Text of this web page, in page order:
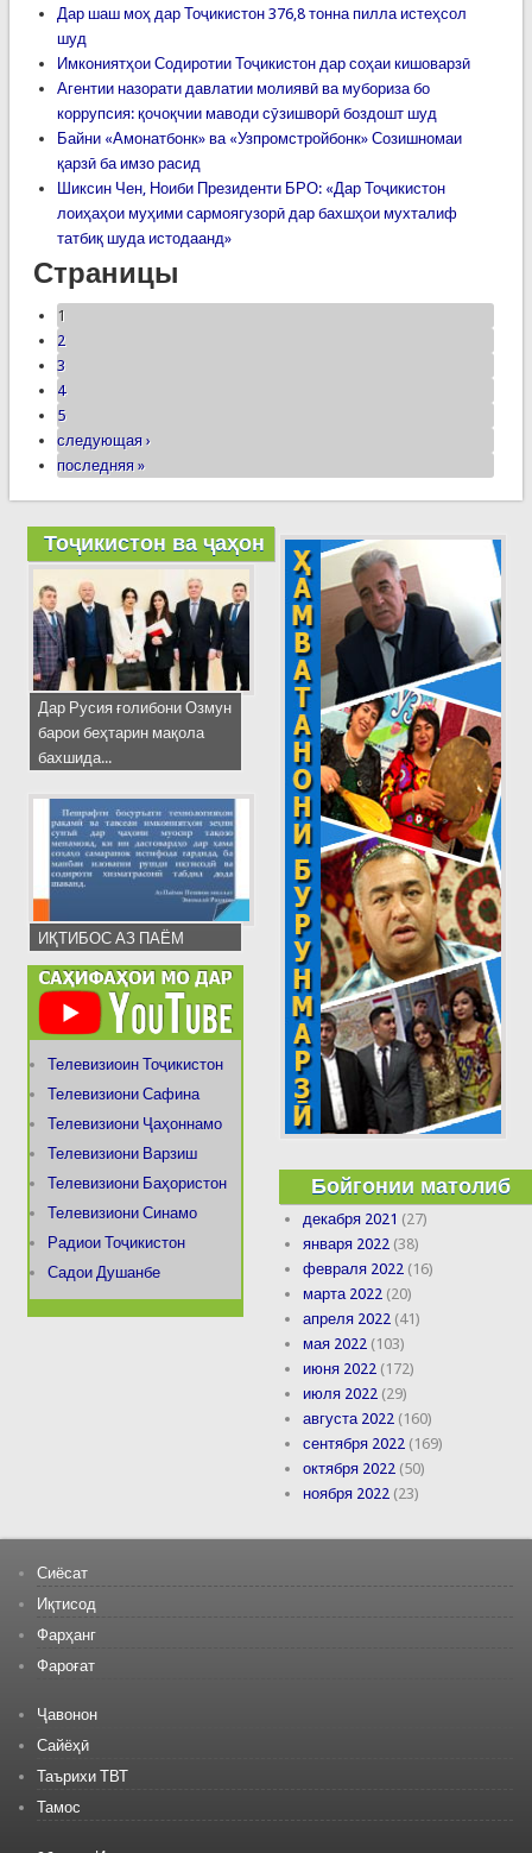
Дар шаш моҳ дар Тоҷикистон 376,8 тонна пилла истеҳсол
шуд
Имкониятҳои Содиротии Тоҷикистон дар соҳаи кишоварзӣ
Агентии назорати давлатии молиявӣ ва мубориза бо
коррупсия: қочоқчии маводи сӯзишворӣ боздошт шуд
Байни «Амонатбонк» ва «Узпромстройбонк» Созишномаи
қарзӣ ба имзо расид
Шиксин Чен, Ноиби Президенти БРО: «Дар Тоҷикистон
лоиҳаҳои муҳими сармоягузорӣ дар бахшҳои мухталиф
татбиқ шуда истодаанд»
Страницы
1
2
3
4
5
следующая ›
последняя »
Тоҷикистон ва ҷаҳон
Дар Русия ғолибони Озмун
барои беҳтарин мақола
бахшида...
ИҚТИБОС АЗ ПАЁМ
Телевизиоин Тоҷикистон
Телевизиони Сафина
Телевизиони Ҷаҳоннамо
Телевизиони Варзиш
Телевизиони Баҳористон
Телевизиони Синамо
Радиои Тоҷикистон
Садои Душанбе
Бойгонии матолиб
декабря 2021 (27)
января 2022 (38)
февраля 2022 (16)
марта 2022 (20)
апреля 2022 (41)
мая 2022 (103)
июня 2022 (172)
июля 2022 (29)
августа 2022 (160)
сентября 2022 (169)
октября 2022 (50)
ноября 2022 (23)
Сиёсат
Иқтисод
Фарҳанг
Фароғат
Ҷавонон
Сайёҳӣ
Таърихи ТВТ
Тамос